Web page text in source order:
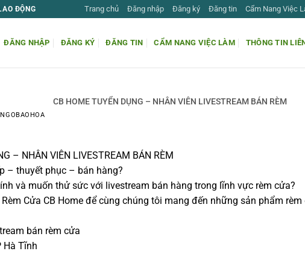
ĐỘNG Trang chủ Đăng nhập Đăng ký Đăng tin Cẩm Nang Việc
ĐĂNG NHẬP ĐĂNG KÝ ĐĂNG TIN CẨM NANG VIỆC LÀM THÔNG TIN
CB HOME TUYỂN DỤNG – NHÂN VIÊN LIVESTREAM BÁN RÈM
NGOBAOHOA
– NHÂN VIÊN LIVESTREAM BÁN RÈM
– thuyết phục – bán hàng?
và muốn thử sức với livestream bán hàng trong lĩnh vực rèm cửa?
Cửa CB Home để cùng chúng tôi mang đến những sản phẩm
bán rèm cửa
Hà Tĩnh